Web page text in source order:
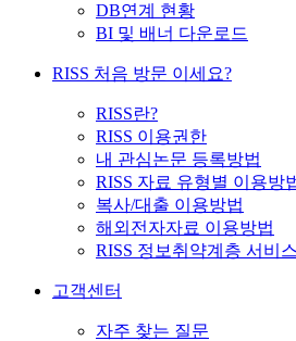
DB연계 현황
BI 및 배너 다운로드
RISS 처음 방문 이세요?
RISS란?
RISS 이용권한
내 관심논문 등록방법
RISS 자료 유형별 이용방
복사/대출 이용방법
해외전자자료 이용방법
RISS 정보취약계층 서비
고객센터
자주 찾는 질문